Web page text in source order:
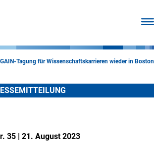
GAIN-Tagung für Wissenschaftskarrieren wieder in Boston
35 | 21. August 2023